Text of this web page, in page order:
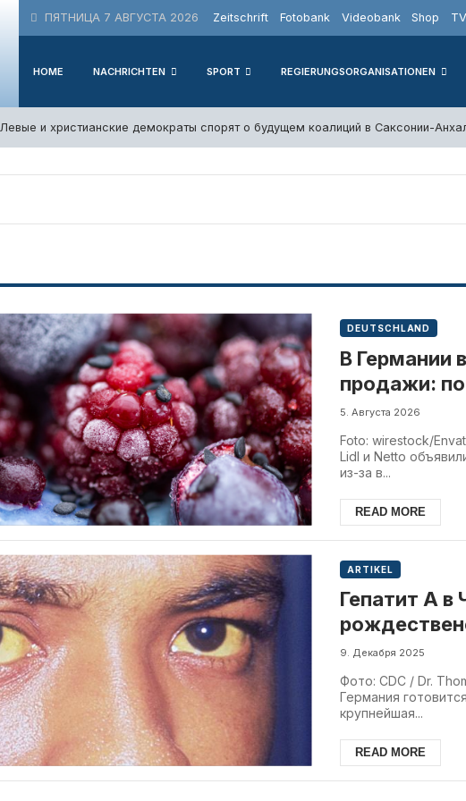
ПЯТНИЦА 7 АВГУСТА 2026 Zeitschrift Fotobank Videobank Shop TV
HOME NACHRICHTEN SPORT REGIERUNGSORGANISATIONEN
Левые и христианские демократы спорят о будущем коалиций в Саксонии-
DEUTSCHLAND
В Германии
продажи:
5. Августа 2026
Foto: wirestock/
Lidl и Netto
из-за в...
READ MORE
ARTIKEL
Гепатит А в
9. Декабря 2025
Фото: CDC / Dr.
Германия
крупнейшая...
READ MORE